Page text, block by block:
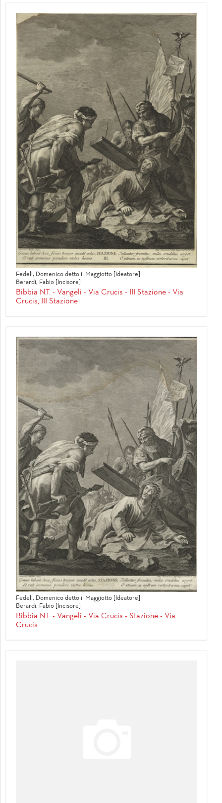
Fedeli, Domenico detto il Maggiotto [Ideatore]
Berardi, Fabio [Incisore]
Bibbia N.T. - Vangeli - Via Crucis - III Stazione - Via
Crucis, III Stazione
Fedeli, Domenico detto il Maggiotto [Ideatore]
Berardi, Fabio [Incisore]
Bibbia N.T. - Vangeli - Via Crucis - Stazione - Via
Crucis